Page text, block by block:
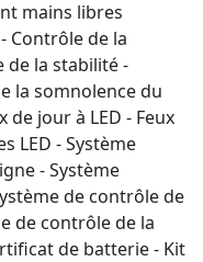
mains libres
Contrôle de la
la stabilité -
la somnolence du
de jour à LED - Feux
LED - Système
- Système
de contrôle de
de contrôle de la
de batterie - Kit